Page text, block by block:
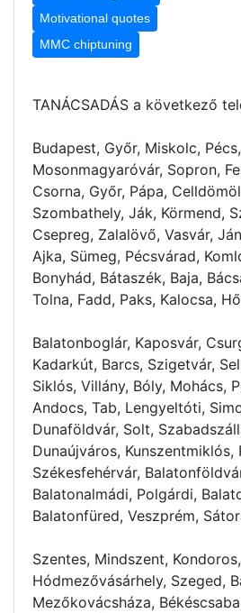
Motivational quotes
MMC chiptuning
TANÁCSADÁS a következő
Budapest, Győr, Miskolc,
Mosonmagyaróvár, Sopron,
Csorna, Győr, Pápa,
Szombathely, Ják, Körmend,
Csepreg, Zalalövő, Vasvár,
Ajka, Sümeg, Pécsvárad,
Bonyhád, Bátaszék, Baja,
Tolna, Fadd, Paks, Kalocsa,
Balatonboglár, Kaposvár,
Kadarkút, Barcs, Szigetvár,
Siklós, Villány, Bóly, Mohács,
Andocs, Tab, Lengyeltóti,
Dunaföldvár, Solt,
Dunaújváros, Kunszentmiklós,
Székesfehérvár,
Balatonalmádi, Polgárdi,
Balatonfüred, Veszprém,
Szentes, Mindszent,
Hódmezővásárhely, Szeged,
Mezőkovácsháza,